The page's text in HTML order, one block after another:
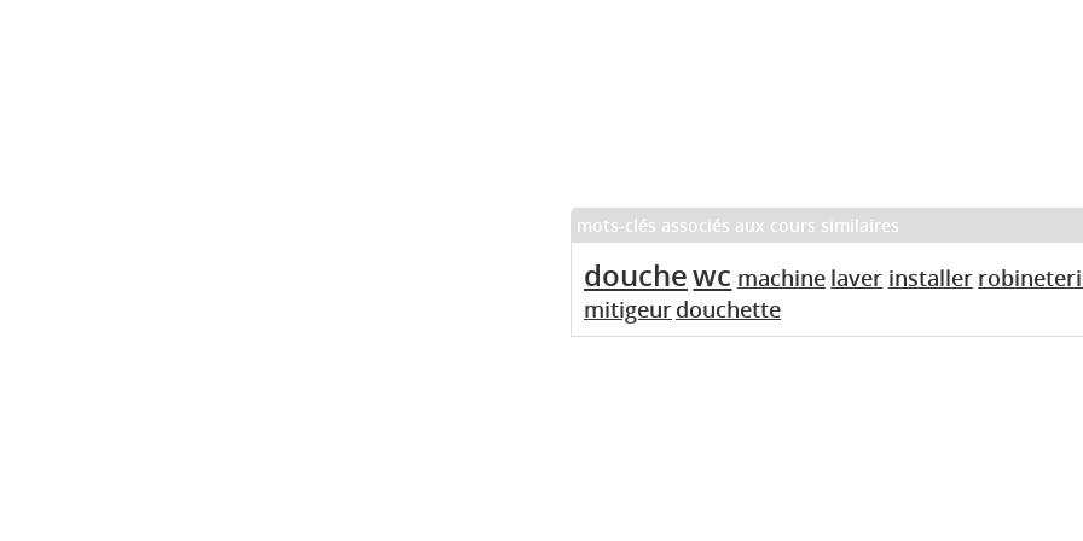
mots-clés associés aux cours similaires
douchewc machine laver installer
mitigeurdouchette